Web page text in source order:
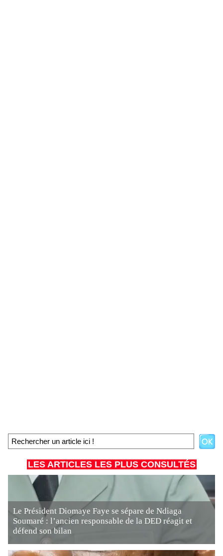
LES ARTICLES LES PLUS CONSULTÉS
Le Président Diomaye Faye se sépare de Ndiaga
Soumaré : l’ancien responsable de la DED réagit et
défend son bilan